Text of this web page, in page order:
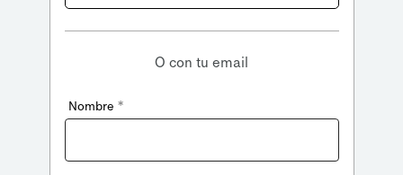
O con tu email
Nombre *